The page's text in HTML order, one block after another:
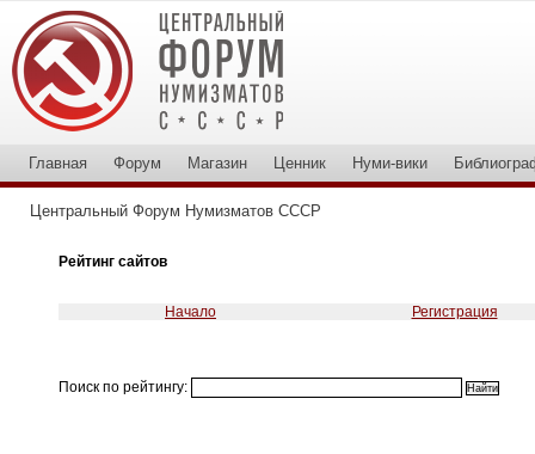
Главная Форум Магазин Ценник Нуми-вики
Центральный Форум Нумизматов СССР
Рейтинг сайтов
Начало Регистрация
Поиск по рейтингу: